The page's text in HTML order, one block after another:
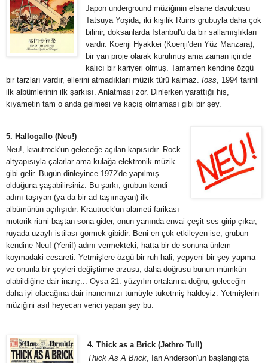
Japon underground müziğinin efsane davulcusu
Tatsuya Yoşida, iki kişilik Ruins grubuyla daha çok
bilinir, doksanlarda İstanbul'u da bir sallamışlıkları
vardır. Koenji Hyakkei (Koenji'den Yüz Manzara),
bir yan proje olarak kurulmuş ama zaman içinde
kalıcı bir kariyeri olmuş. Tamamen kendine özgü
bir tarzları vardır, ellerini atmadıkları müzik türü kalmaz. Ioss , 1994 tarihli
ilk albümlerinin ilk şarkısı. Anlatması zor. Dinlerken yarattığı his,
kıyametin tam o anda gelmesi ve kaçış olmaması gibi bir şey.
5. Hallogallo (Neu!)
Neu!, krautrock'un geleceğe açılan kapısıdır. Rock
altyapısıyla çalarlar ama kulağa elektronik müzik
gibi gelir. Bugün dinleyince 1972'de yapılmış
olduğuna şaşabilirsiniz. Bu şarkı, grubun kendi
adını taşıyan (ya da bir ad taşımayan) ilk
albümünün açılışıdır. Krautrock'un alameti farikası
motorik ritmi baştan sona gider, onun yanında envai çeşit ses girip çıkar,
rüyada uzaylı istilası görmek gibidir. Beni en çok etkileyen ise, grubun
kendine Neu! (Yeni!) adını vermekteki, hatta bir de sonuna ünlem
koymadaki cesareti. Yetmişlere özgü bir ruh hali, yepyeni bir şey yapma
ve onunla bir şeyleri değiştirme arzusu, daha doğrusu bunun mümkün
olabildiğine dair inanç... Oysa 21. yüzyılın ortalarına doğru, geleceğin
daha iyi olacağına dair inancımızı tümüyle tüketmiş haldeyiz. Yetmişlerin
müziğini asıl heyecan verici yapan şey bu.
4. Thick as a Brick (Jethro Tull)
Thick As A Brick, Ian Anderson'un başlangıçta